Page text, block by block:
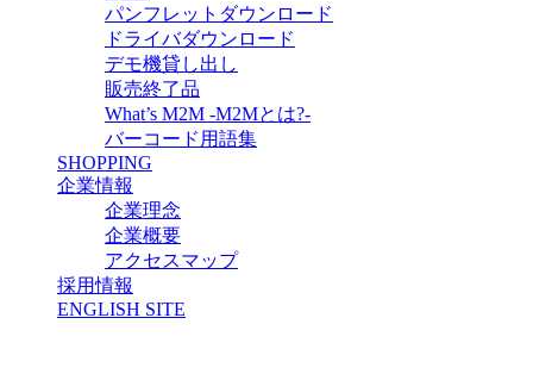
パンフレットダウンロード
ドライバダウンロード
デモ機貸し出し
販売終了品
What’s M2M -M2Mとは?-
バーコード用語集
SHOPPING
企業情報
企業理念
企業概要
アクセスマップ
採用情報
ENGLISH SITE